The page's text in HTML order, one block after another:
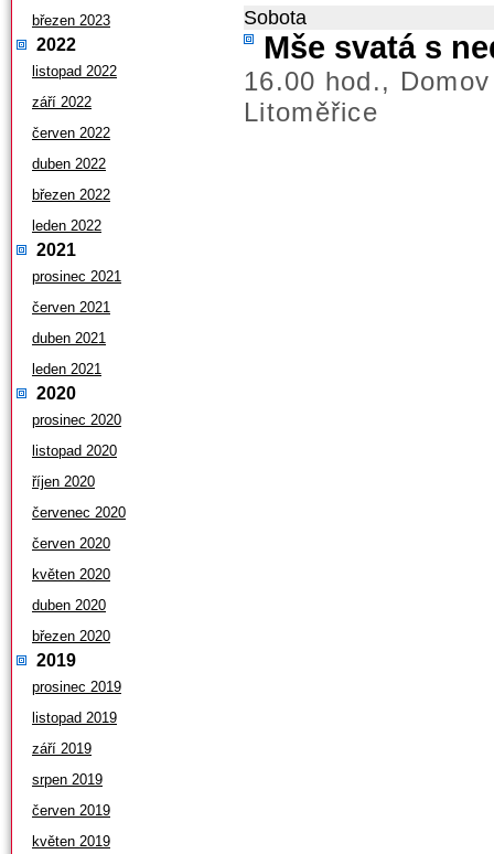
březen 2023
2022
listopad 2022
září 2022
červen 2022
duben 2022
březen 2022
leden 2022
2021
prosinec 2021
červen 2021
duben 2021
leden 2021
2020
prosinec 2020
listopad 2020
říjen 2020
červenec 2020
červen 2020
květen 2020
duben 2020
březen 2020
2019
prosinec 2019
listopad 2019
září 2019
srpen 2019
červen 2019
květen 2019
Sobota
Mše svatá s
16.00 hod.,
Litoměřice